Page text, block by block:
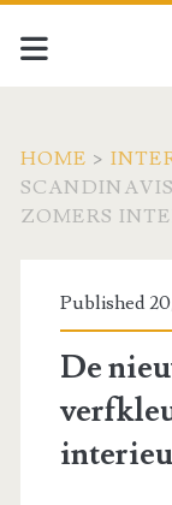
HOME >
ZOMERS
Published
De